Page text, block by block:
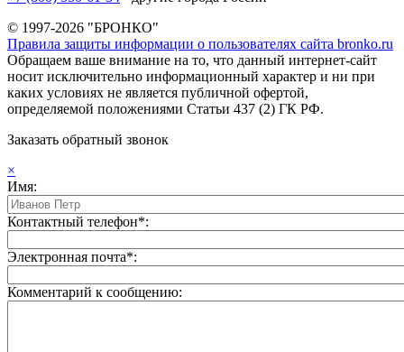
© 1997-2026 "БРОНКО"
Правила защиты информации о пользователях сайта bronko.ru
Обращаем ваше внимание на то, что данный интернет-сайт
носит исключительно информационный характер и ни при
каких условиях не является публичной офертой,
определяемой положениями Статьи 437 (2) ГК РФ.
Заказать обратный звонок
×
Имя:
Контактный телефон*:
Электронная почта*:
Комментарий к сообщению: